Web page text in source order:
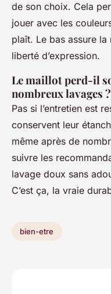
de son choix. Cela
jouer avec les
plaît. Le bas assure
liberté d’expression.
Le maillot perd-il
nombreux lavages ?
Pas si l’entretien est
conservent leur
même après de
suivre les
lavage doux sans
C’est ça, la vraie
bien-etre